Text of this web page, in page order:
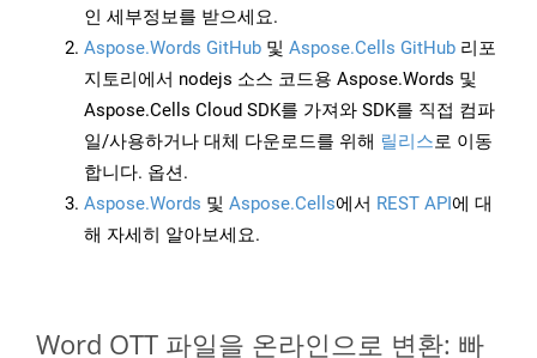
인 세부정보를 받으세요.
Aspose.Words GitHub 및 Aspose.Cells GitHub 리포
지토리에서 nodejs 소스 코드용 Aspose.Words 및
Aspose.Cells Cloud SDK를 가져와 SDK를 직접 컴파
일/사용하거나 대체 다운로드를 위해 릴리스로 이동
합니다. 옵션.
Aspose.Words 및 Aspose.Cells에서 REST API에 대
해 자세히 알아보세요.
Word OTT 파일을 온라인으로 변환: 빠